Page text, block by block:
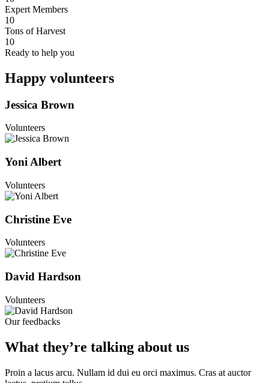
Expert Members
10
Tons of Harvest
10
Ready to help you
Happy volunteers
Jessica Brown
Volunteers
Yoni Albert
Volunteers
Christine Eve
Volunteers
David Hardson
Volunteers
Our feedbacks
What they’re talking about us
Proin a lacus arcu. Nullam id dui eu orci maximus. Cras at auctor